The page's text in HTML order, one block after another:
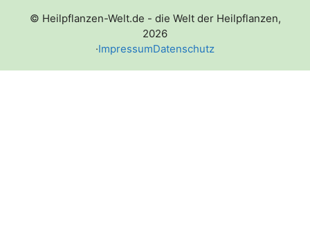
© Heilpflanzen-Welt.de - die Welt der Heilpflanzen,
2026
·ImpressumDatenschutz